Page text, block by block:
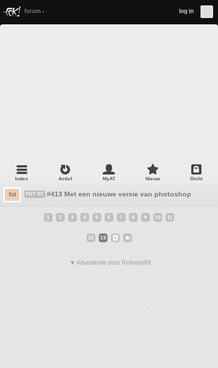
forum log in
Index Actief MyAT Nieuw Dicht
fot FOT SC #413 Met een nieuwe versie van photoshop
1 2 3 4 5 6 7 8 9 10 11
12 13
▼ Advertentie door Refinery89